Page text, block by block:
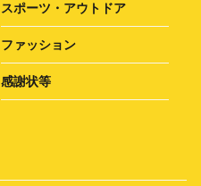
スポーツ・アウトドア
ファッション
感謝状等